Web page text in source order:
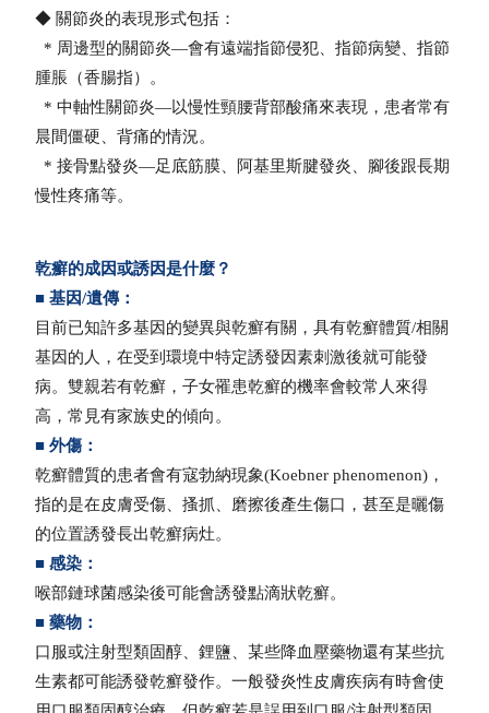
◆ 關節炎的表現形式包括：
* 周邊型的關節炎—會有遠端指節侵犯、指節病變、指節
腫脹（香腸指）。
* 中軸性關節炎—以慢性頸腰背部酸痛來表現，患者常有
晨間僵硬、背痛的情況。
* 接骨點發炎—足底筋膜、阿基里斯腱發炎、腳後跟長期
慢性疼痛等。
乾癬的成因或誘因是什麼？
■ 基因/遺傳：
目前已知許多基因的變異與乾癬有關，具有乾癬體質/相關
基因的人，在受到環境中特定誘發因素刺激後就可能發
病。雙親若有乾癬，子女罹患乾癬的機率會較常人來得
高，常見有家族史的傾向。
■ 外傷：
乾癬體質的患者會有寇勃納現象(Koebner phenomenon)，
指的是在皮膚受傷、搔抓、磨擦後產生傷口，甚至是曬傷
的位置誘發長出乾癬病灶。
■ 感染：
喉部鏈球菌感染後可能會誘發點滴狀乾癬。
■ 藥物：
口服或注射型類固醇、鋰鹽、某些降血壓藥物還有某些抗
生素都可能誘發乾癬發作。一般發炎性皮膚疾病有時會使